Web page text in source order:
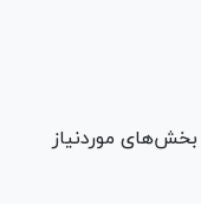
موردنیاز